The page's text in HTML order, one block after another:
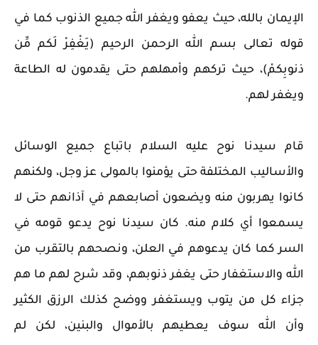
الإيمان بالله، حيث يعفو ويغفر الله جميع الذنوب كما في
قوله تعالى بسم الله الرحمن الرحيم (يَغْفِرْ لَكم مِّن
ذنوبِكمْ)، حيث تركهم وأمهلهم حتى يقدمون له الطاعة
ويغفر لهم.
قام سيدنا نوح عليه السلام باتباع جميع الوسائل
والأساليب المختلفة حتى يؤمنوا بالمولى عز وجل، ولكنهم
كانوا يهربون منه ويضعون أصابعهم في آذانهم حتى لا
يسمعوا أي كلام منه. كان سيدنا نوح يدعو قومه في
السر كما كان يدعوهم في العلن، ونصحهم بالتقرب من
الله والاستغفار حتى يغفر ذنوبهم، وقد شرح لهم ما هم
جزاء كل من يتوب ويستغفر ووضح كذلك الرزق الكثير
وأن الله سوف يعطيهم بالأموال والبنين، لكن لم